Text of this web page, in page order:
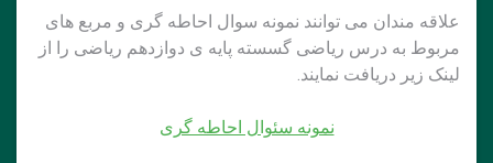
علاقه مندان می توانند نمونه سوال احاطه گری و مربع های
مربوط به درس ریاضی گسسته پایه ی دوازدهم ریاضی را از
لینک زیر دریافت نمایند.
نمونه سئوال احاطه گری